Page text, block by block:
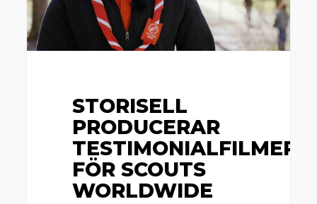
STORISELL
PRODUCERAR
TESTIMONIALFILMER
FÖR SCOUTS
WORLDWIDE